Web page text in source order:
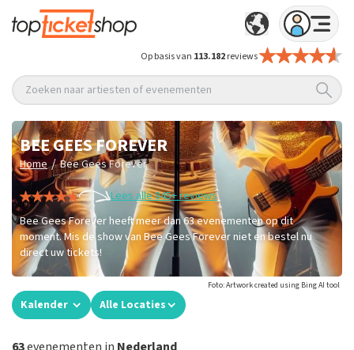
Op basis van 113.182reviews
Zoeken naar artiesten of evenementen
BEE GEES FOREVER
Home / Bee Gees Forever
Lees alle 845+ reviews
Bee Gees Forever heeft meer dan 63 evenementen op dit
moment. Mis de show van Bee Gees Forever niet en bestel nu
direct uw tickets!
Foto: Artwork created using Bing AI tool
Kalender Alle Locaties